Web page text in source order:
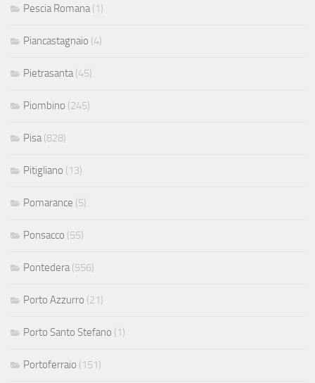
Pescia Romana (1)
Piancastagnaio (4)
Pietrasanta (45)
Piombino (245)
Pisa (828)
Pitigliano (13)
Pomarance (5)
Ponsacco (55)
Pontedera (556)
Porto Azzurro (21)
Porto Santo Stefano (1)
Portoferraio (151)